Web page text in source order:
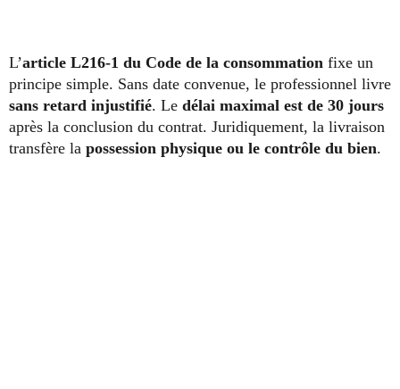
L’article L216-1 du Code de la consommation fixe un
principe simple. Sans date convenue, le professionnel livre
sans retard injustifié. Le délai maximal est de 30 jours
après la conclusion du contrat. Juridiquement, la livraison
transfère la possession physique ou le contrôle du bien.